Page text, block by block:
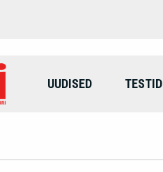
UUDISED TESTID